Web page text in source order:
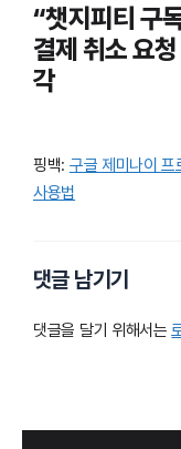
“챗지피티 구
결제 취소 요
각
핑백: 구글 제미나이
사용법
댓글 남기기
댓글을 달기 위해서는